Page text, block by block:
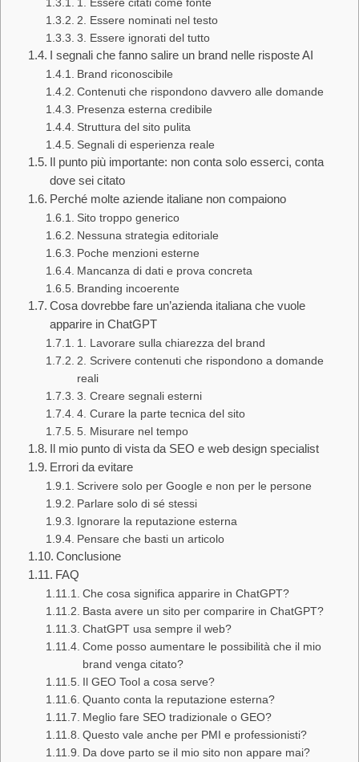
2. Essere nominati nel testo
3. Essere ignorati del tutto
I segnali che fanno salire un brand nelle risposte AI
Brand riconoscibile
Contenuti che rispondono davvero alle domande
Presenza esterna credibile
Struttura del sito pulita
Segnali di esperienza reale
Il punto più importante: non conta solo esserci, conta
dove sei citato
Perché molte aziende italiane non compaiono
Sito troppo generico
Nessuna strategia editoriale
Poche menzioni esterne
Mancanza di dati e prova concreta
Branding incoerente
Cosa dovrebbe fare un’azienda italiana che vuole
apparire in ChatGPT
1. Lavorare sulla chiarezza del brand
2. Scrivere contenuti che rispondono a domande
reali
3. Creare segnali esterni
4. Curare la parte tecnica del sito
5. Misurare nel tempo
Il mio punto di vista da SEO e web design specialist
Errori da evitare
Scrivere solo per Google e non per le persone
Parlare solo di sé stessi
Ignorare la reputazione esterna
Pensare che basti un articolo
Conclusione
FAQ
Che cosa significa apparire in ChatGPT?
Basta avere un sito per comparire in ChatGPT?
ChatGPT usa sempre il web?
Come posso aumentare le possibilità che il mio
brand venga citato?
Il GEO Tool a cosa serve?
Quanto conta la reputazione esterna?
Meglio fare SEO tradizionale o GEO?
Questo vale anche per PMI e professionisti?
Da dove parto se il mio sito non appare mai?